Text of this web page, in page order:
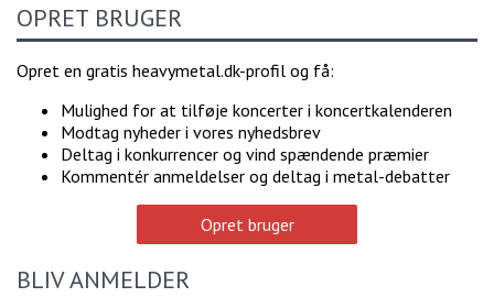
OPRET BRUGER
Opret en gratis heavymetal.dk-profil og få:
Mulighed for at tilføje koncerter i koncertkalenderen
Modtag nyheder i vores nyhedsbrev
Deltag i konkurrencer og vind spændende præmier
Kommentér anmeldelser og deltag i metal-debatter
Opret bruger
BLIV ANMELDER